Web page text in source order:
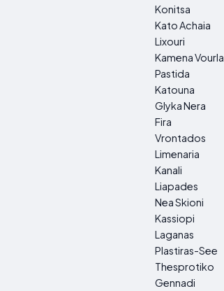
Konitsa
Kato Achaia
Lixouri
Kamena Vourla
Pastida
Katouna
Glyka Nera
Fira
Vrontados
Limenaria
Kanali
Liapades
Nea Skioni
Kassiopi
Laganas
Plastiras-See
Thesprotiko
Gennadi